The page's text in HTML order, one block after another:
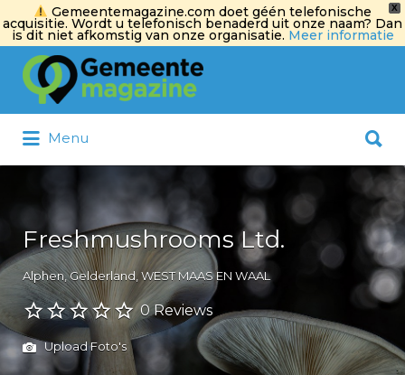
X
Gemeentemagazine.com doet géén telefonische
acquisitie. Wordt u telefonisch benaderd uit onze naam? Dan
is dit niet afkomstig van onze organisatie. Meer informatie
Zoek
naar:
Menu
naar:
Freshmushrooms Ltd.
Alphen, Gelderland, WEST MAAS EN WAAL
0 Reviews
Upload Foto's